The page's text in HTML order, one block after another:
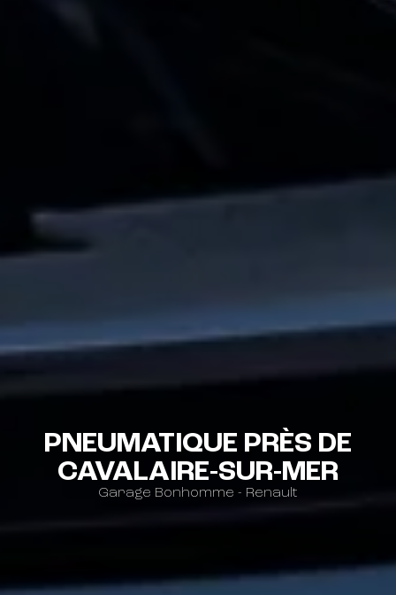
PNEUMATIQUE PRÈS DE
CAVALAIRE-SUR-MER
Garage Bonhomme - Renault